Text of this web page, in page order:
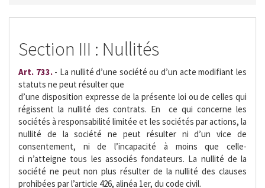
Section III : Nullités
Art. 733.- La nullité d’une société ou d’un acte modifiant les
statuts ne peut résulter que
d’une disposition expresse de la présente loi ou de celles qui
régissent la nullité des contrats. En ce qui concerne les
sociétés à responsabilité limitée et les sociétés par actions, la
nullité de la société ne peut résulter ni d’un vice de
consentement, ni de l’incapacité à moins que celle-
ci n’atteigne tous les associés fondateurs. La nullité de la
société ne peut non plus résulter de la nullité des clauses
prohibées par l’article 426, alinéa 1er, du code civil.